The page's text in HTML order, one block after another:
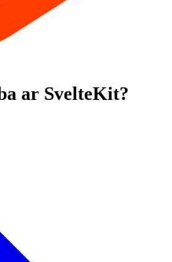
ar SvelteKit?